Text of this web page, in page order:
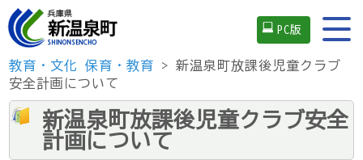
PC版
教育・文化 保育・教育 > 新温泉町放課後児童クラブ
安全計画について
新温泉町放課後児童クラブ安全
計画について